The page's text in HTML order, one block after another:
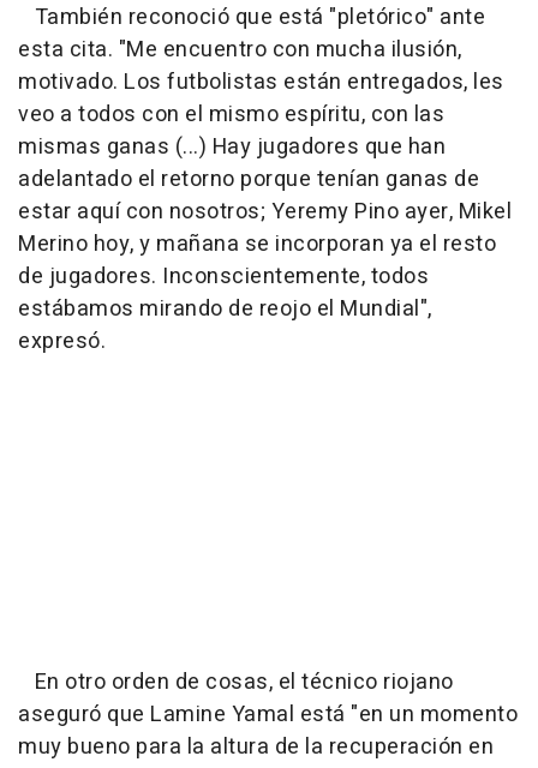
También reconoció que está "pletórico" ante
esta cita. "Me encuentro con mucha ilusión,
motivado. Los futbolistas están entregados, les
veo a todos con el mismo espíritu, con las
mismas ganas (...) Hay jugadores que han
adelantado el retorno porque tenían ganas de
estar aquí con nosotros; Yeremy Pino ayer, Mikel
Merino hoy, y mañana se incorporan ya el resto
de jugadores. Inconscientemente, todos
estábamos mirando de reojo el Mundial",
expresó.
En otro orden de cosas, el técnico riojano
aseguró que Lamine Yamal está "en un momento
muy bueno para la altura de la recuperación en